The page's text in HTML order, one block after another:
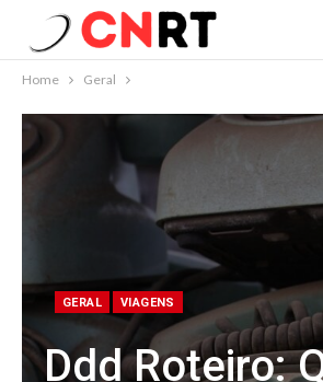
Home Geral
GERAL VIAGENS
Ddd Roteiro: